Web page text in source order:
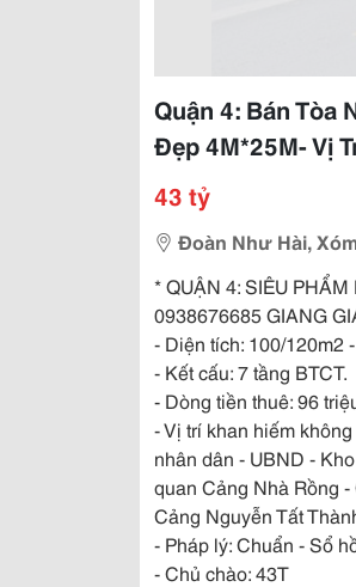
Quận 4: Bán Tòa
Đẹp 4M*25M- Vị
43 tỷ
Đoàn Như Hài,
* QUẬN 4: SIÊU
0938676685 GIANG
- Diện tích: 100/120m2
- Kết cấu: 7 tầng BTCT.
- Dòng tiền thuê: 96
- Vị trí khan hiếm
nhân dân - UBND -
quan Cảng Nhà Rồng
Cảng Nguyễn Tất
- Pháp lý: Chuẩn - Sổ
- Chủ chào: 43T